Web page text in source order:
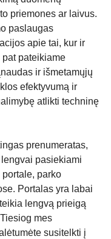
priemones ar laivus.
paslaugas
apie tai, kur ir
pateikiame
ir išmetamųjų
efektyvumą ir
atlikti techninę
prenumeratas,
pasiekiami
portale, parko
Portalas yra labai
lengvą prieigą
mes
susitelkti į